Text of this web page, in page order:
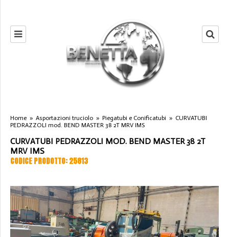
Home » Asportazioni truciolo » Piegatubi e Conificatubi » CURVATUBI
PEDRAZZOLI mod. BEND MASTER 38 2T MRV IMS
CURVATUBI PEDRAZZOLI MOD. BEND MASTER 38 2T
MRV IMS
CODICE PRODOTTO: 25813